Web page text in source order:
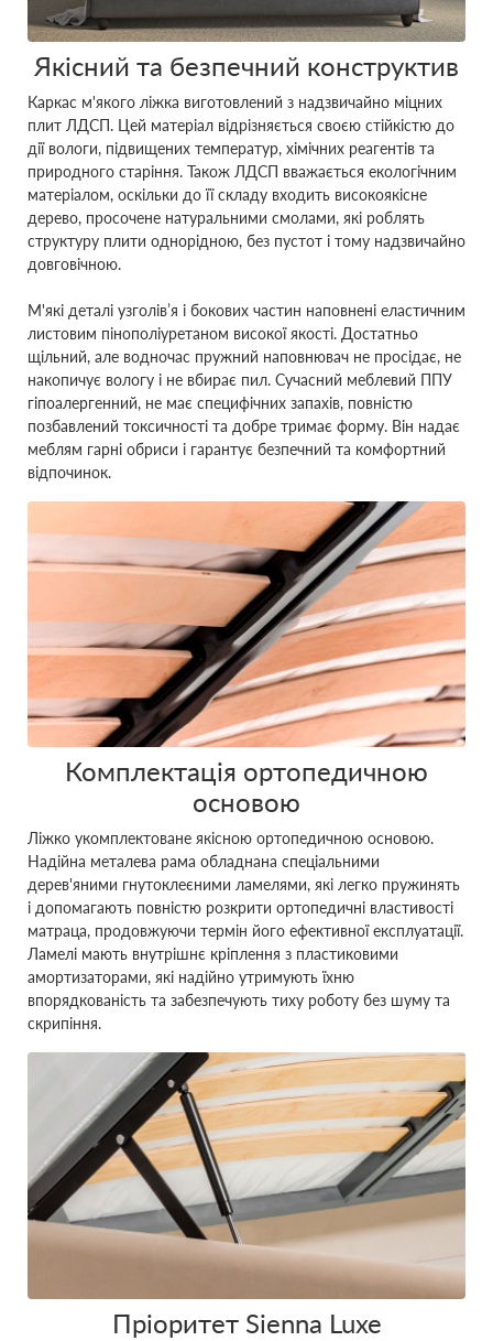
Якісний та безпечний конструктив
Каркас м'якого ліжка виготовлений з надзвичайно міцних
плит ЛДСП. Цей матеріал відрізняється своєю стійкістю до
дії вологи, підвищених температур, хімічних реагентів та
природного старіння. Також ЛДСП вважається екологічним
матеріалом, оскільки до її складу входить високоякісне
дерево, просочене натуральними смолами, які роблять
структуру плити однорідною, без пустот і тому надзвичайно
довговічною.
М'які деталі узголів’я і бокових частин наповнені еластичним
листовим пінополіуретаном високої якості. Достатньо
щільний, але водночас пружний наповнювач не просідає, не
накопичує вологу і не вбирає пил. Сучасний меблевий ППУ
гіпоалергенний, не має специфічних запахів, повністю
позбавлений токсичності та добре тримає форму. Він надає
меблям гарні обриси і гарантує безпечний та комфортний
відпочинок.
Комплектація ортопедичною
основою
Ліжко укомплектоване якісною ортопедичною основою.
Надійна металева рама обладнана спеціальними
дерев'яними гнутоклеєними ламелями, які легко пружинять
і допомагають повністю розкрити ортопедичні властивості
матраца, продовжуючи термін його ефективної експлуатації.
Ламелі мають внутрішнє кріплення з пластиковими
амортизаторами, які надійно утримують їхню
впорядкованість та забезпечують тиху роботу без шуму та
скрипіння.
Пріоритет Sienna Luxe